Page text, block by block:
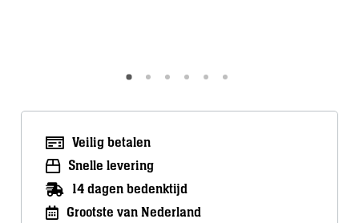
Veilig betalen
Snelle levering
14 dagen bedenktijd
Grootste van Nederland